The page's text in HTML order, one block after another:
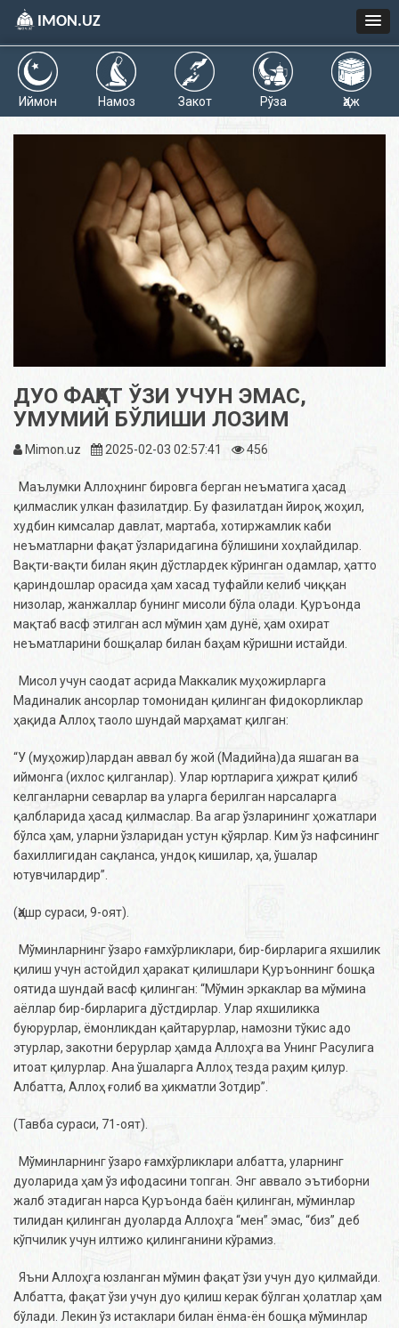
IMON.UZ
Иймон Намоз Закот Рўза Ҳаж
ДУО ФАҚАТ ЎЗИ УЧУН ЭМАС,
УМУМИЙ БЎЛИШИ ЛОЗИМ
Mimon.uz 2025-02-03 02:57:41 456
Маълумки Аллоҳнинг бировга берган неъматига ҳасад
қилмаслик улкан фазилатдир. Бу фазилатдан йироқ жоҳил,
худбин кимсалар давлат, мартаба, хотиржамлик каби
неъматларни фақат ўзларидагина бўлишини хоҳлайдилар.
Вақти-вақти билан яқин дўстлардек кўринган одамлар, ҳатто
қариндошлар орасида ҳам хасад туфайли келиб чиққан
низолар, жанжаллар бунинг мисоли бўла олади. Қуръонда
мақтаб васф этилган асл мўмин ҳам дунё, ҳам охират
неъматларини бошқалар билан баҳам кўришни истайди.
Мисол учун саодат асрида Маккалик муҳожирларга
Мадиналик ансорлар томонидан қилинган фидокорликлар
ҳақида Аллоҳ таоло шундай марҳамат қилган:
“У (муҳожир)лардан аввал бу жой (Мадийна)да яшаган ва
иймонга (ихлос қилганлар). Улар юртларига ҳижрат қилиб
келганларни севарлар ва уларга берилган нарсаларга
қалбларида ҳасад қилмаслар. Ва агар ўзларининг ҳожатлари
бўлса ҳам, уларни ўзларидан устун қўярлар. Ким ўз нафсининг
бахиллигидан сақланса, ундоқ кишилар, ҳа, ўшалар
ютувчилардир”.
(Ҳашр сураси, 9-оят).
Мўминларнинг ўзаро ғамхўрликлари, бир-бирларига яхшилик
қилиш учун астойдил ҳаракат қилишлари Қуръоннинг бошқа
оятида шундай васф қилинган: “Мўмин эркаклар ва мўмина
аёллар бир-бирларига дўстдирлар. Улар яхшиликка
буюрурлар, ёмонликдан қайтарурлар, намозни тўкис адо
этурлар, закотни берурлар ҳамда Аллоҳга ва Унинг Расулига
итоат қилурлар. Ана ўшаларга Аллоҳ тезда раҳим қилур.
Албатта, Аллоҳ ғолиб ва ҳикматли Зотдир”.
(Тавба сураси, 71-оят).
Мўминларнинг ўзаро ғамхўрликлари албатта, уларнинг
дуоларида ҳам ўз ифодасини топган. Энг аввало эътиборни
жалб этадиган нарса Қуръонда баён қилинган, мўминлар
тилидан қилинган дуоларда Аллоҳга “мен” эмас, “биз” деб
кўпчилик учун илтижо қилинганини кўрамиз.
Яъни Аллоҳга юзланган мўмин фақат ўзи учун дуо қилмайди.
Албатта, фақат ўзи учун дуо қилиш керак бўлган ҳолатлар ҳам
бўлади. Лекин ўз истаклари билан ёнма-ён бошқа мўминлар